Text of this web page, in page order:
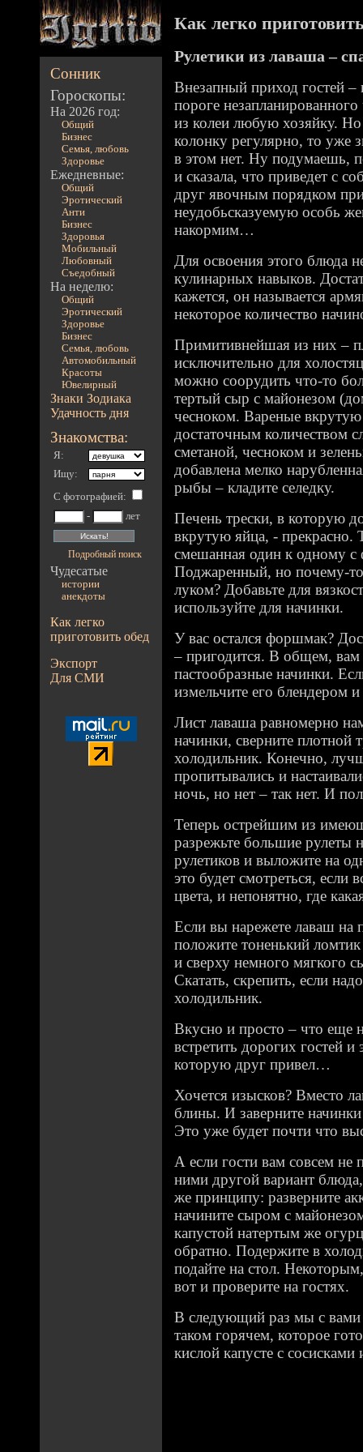
Сонник
Гороскопы:
На 2026 год:
Общий
Бизнес
Семья, любовь
Здоровье
Ежедневные:
Общий
Эротический
Анти
Бизнес
Здоровья
Мобильный
Любовный
Съедобный
На неделю:
Общий
Эротический
Здоровье
Бизнес
Семья, любовь
Автомобильный
Красоты
Ювелирный
Знаки Зодиака
Удачность дня
Знакомства:
Я:
Ищу:
С фотографией:
-
лет
Подробный поиск
Чудесатые
истории
анекдоты
Как легко
приготовить обед
Экспорт
Для СМИ
Как легко
Рулетики из лаваша –
Внезапный приход гостей –
пороге
из колеи любую хозяйку.
колонку регулярно, то уже
в этом нет. Ну подумаешь,
и сказала, что приведет с
друг явочным порядком
неудобьсказуемую особь
накормим…
Для освоения этого блюда
кулинарных навыков.
кажется, он называется
некоторое количество
Примитивнейшая из них –
исключительно для
можно соорудить что-то
тертый сыр с майонезом
чесноком. Вареные
достаточным количеством
сметаной, чесноком и
добавлена мелко
рыбы – кладите селедку.
Печень трески, в которую
вкрутую яйца, - прекрасно.
смешанная один к одному с
Поджаренный, но почему-
луком? Добавьте для
используйте для начинки.
У вас остался форшмак?
– пригодится. В общем,
пастообразные начинки.
измельчите его блендером
Лист лаваша равномерно
начинки, сверните плотной
холодильник. Конечно,
пропитывались и
ночь, но нет – так нет. И
Теперь острейшим из
разрежьте большие рулеты
рулетиков и выложите на
это будет смотреться, если
цвета, и непонятно, где
Если вы нарежете лаваш на
положите тоненький
и сверху немного мягкого
Скатать, скрепить, если
холодильник.
Вкусно и просто – что еще
встретить дорогих гостей и
которую друг привел…
Хочется изысков? Вместо
блины. И заверните
Это уже будет почти что
А если гости вам совсем не
ними другой вариант
же принципу: разверните
начините сыром с
капустой натертым же
обратно. Подержите в
подайте на стол.
вот и проверите на гостях.
В следующий раз мы с
таком горячем, которое
кислой капусте с